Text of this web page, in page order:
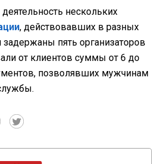
нескольких
, действовавших в разных
пять организаторов
от клиентов суммы от 6 до
позволявших мужчинам